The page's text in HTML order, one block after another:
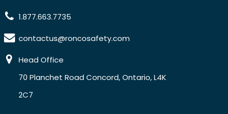
1.877.663.7735
contactus@roncosafety.com
Head Office
70 Planchet Road Concord, Ontario, L4K
2C7